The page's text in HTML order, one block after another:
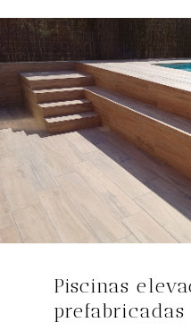
Piscinas
prefabricadas